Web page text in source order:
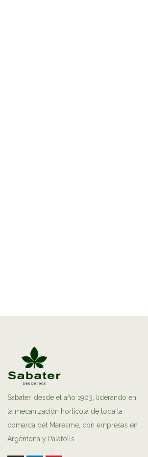
Sabater, desde el año 1903, liderando en
la mecanización hortícola de toda la
comarca del Maresme, con empresas en
Argentona y Palafolls.